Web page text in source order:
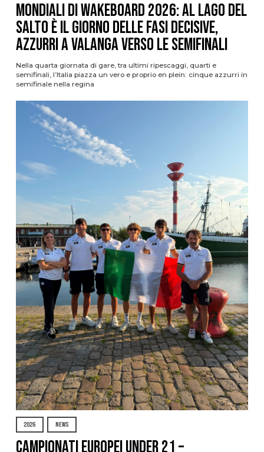
Mondiali di Wakeboard 2026: al Lago del
Salto è il giorno delle fasi decisive,
azzurri a valanga verso le semifinali
Nella quarta giornata di gare, tra ultimi ripescaggi, quarti e
semifinali, l’Italia piazza un vero e proprio en plein: cinque azzurri in
semifinale nella regina
2026 NEWS
Campionati Europei Under 21 –